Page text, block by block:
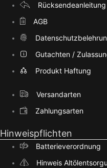
Rücksendeanleitung
AGB
Gutachten /
Produkt Haftung
Versandarten
Zahlungsarten
Hinweispflichten
Batterieverordnung
Hinweis